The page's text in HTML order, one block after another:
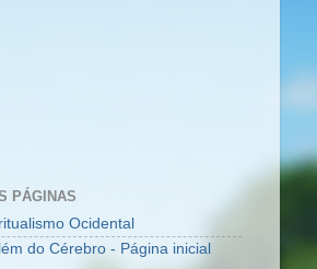
PÁGINAS
Ocidental
do Cérebro - Página inicial